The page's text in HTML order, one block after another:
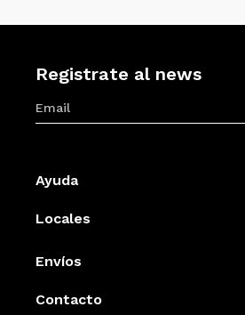
Registrate al news
Ayuda
Locales
Envíos
Contacto